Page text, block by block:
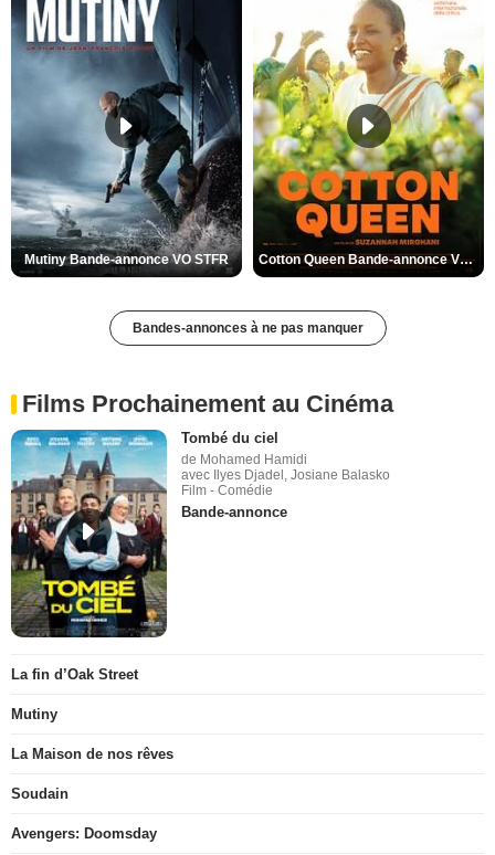
Mutiny Bande-annonce VO STFR Cotton Queen Bande-annonce VO STFR
Bandes-annonces à ne pas manquer
Films Prochainement au Cinéma
Tombé du ciel
de Mohamed Hamidi
avec Ilyes Djadel, Josiane Balasko
Film - Comédie
Bande-annonce
La fin d’Oak Street
Mutiny
La Maison de nos rêves
Soudain
Avengers: Doomsday